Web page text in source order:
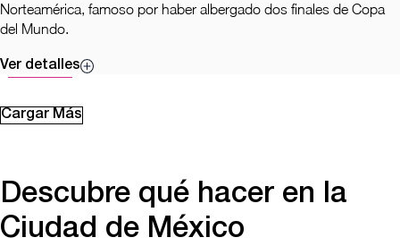
Norteamérica, famoso por haber albergado dos finales de Copa
del Mundo.
Ver detalles
Cargar Más
Descubre qué hacer en la
Ciudad de México